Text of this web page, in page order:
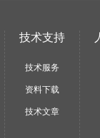
技术支持
技术服务
资料下载
技术文章